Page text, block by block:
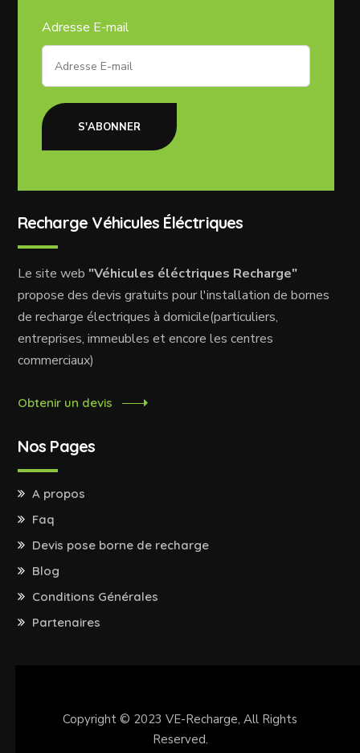
Adresse E-mail
S'ABONNER
Recharge Véhicules Éléctriques
Le site web "Véhicules éléctriques Recharge"
propose des devis gratuits pour l'installation de bornes
de recharge électriques à domicile(particuliers,
entreprises, immeubles et encore les centres
commerciaux)
Obtenir un devis
Nos Pages
A propos
Faq
Devis pose borne de recharge
Blog
Conditions Générales
Partenaires
Copyright © 2023 VE-Recharge, All Rights
Reserved.